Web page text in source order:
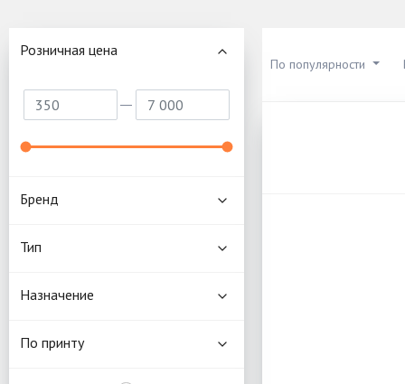
По популярности
Розничная цена
Бренд
Тип
Назначение
По принту